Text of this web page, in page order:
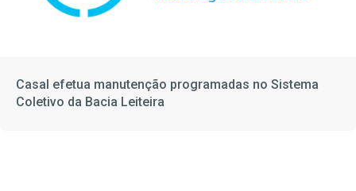
Casal efetua manutenção programadas no Sistema
Coletivo da Bacia Leiteira